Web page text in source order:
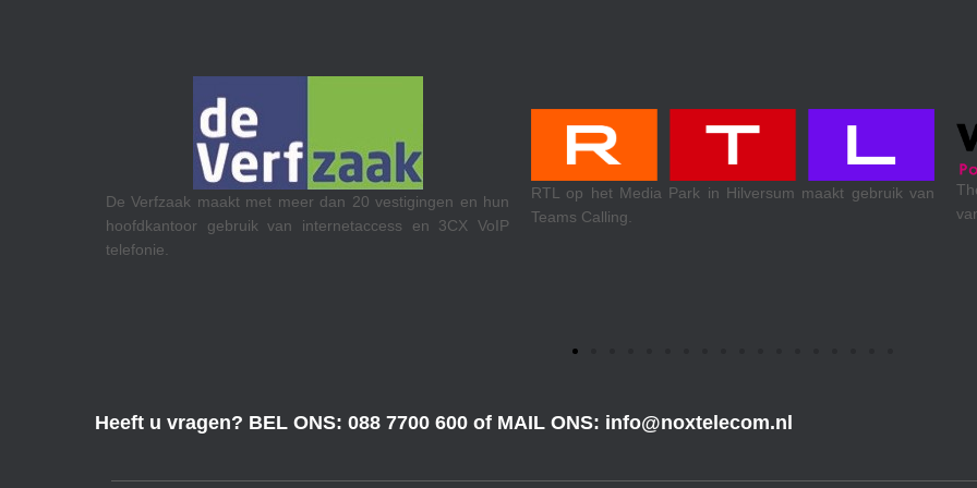
De Verfzaak maakt met meer dan 20 vestigingen en hun
hoofdkantoor gebruik van internetaccess en 3CX VoIP
telefonie.
RTL op het Media Park in Hilversum maakt gebruik van
Teams Calling.
Heeft u vragen? BEL ONS: 088 7700 600 of MAIL ONS: info@noxtelecom.nl